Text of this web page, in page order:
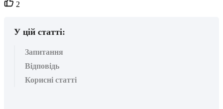
вподобайок:
2
У цій статті:
Запитання
Відповідь
Корисні статті